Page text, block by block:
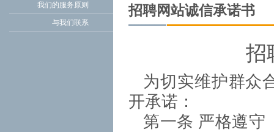
我们的服务原则
与我们联系
招聘网站诚信承诺书
招
为切实维护群众
开承诺：
第一条 严格遵守